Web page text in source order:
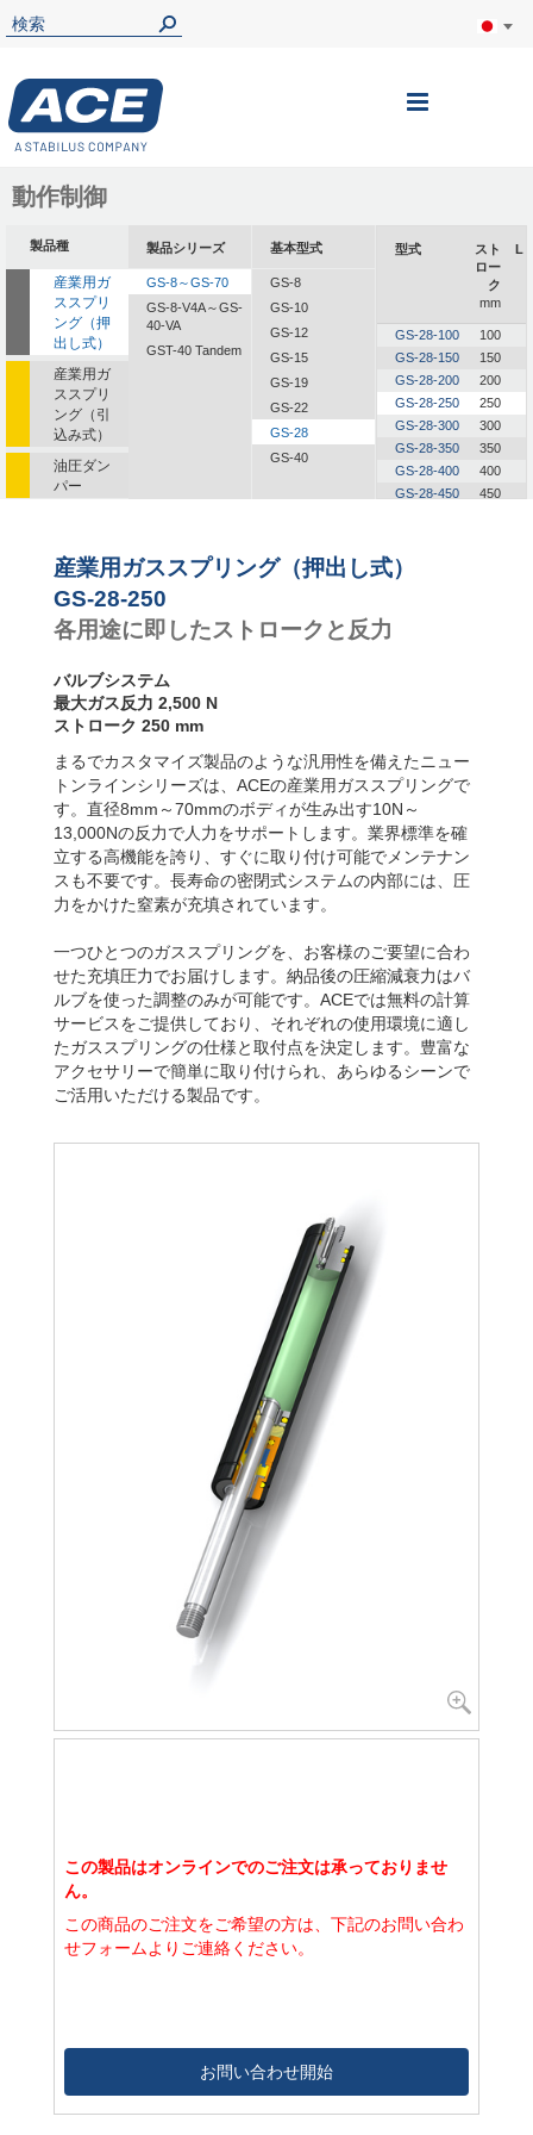
ナ
動作制御
製品種
産業用ガ
ススプリ
ング（押
出し式）
産業用ガ
ススプリ
ング（引
込み式）
油圧ダン
パー
ントロー
ラー
製品シリーズ
GS-8～GS-70
GS-8-V4A～GS-
40-VA
GST-40 Tandem
基本型式
GS-8
GS-10
GS-12
GS-15
GS-19
GS-22
GS-28
GS-40
型式
スト
ロー
ク
mm
L
GS-28-100 100
GS-28-150
150
GS-28-200
200
GS-28-250
250
GS-28-300
300
GS-28-350
350
GS-28-400
400
GS-28-450
450
GS-28-600
GS-28-650
産業用ガススプリング（押出し式）
GS-28-250
各用途に即したストロークと反力
バルブシステム
最大ガス反力 2,500 N
ストローク 250 mm
まるでカスタマイズ製品のような汎用性を備えたニュー
トンラインシリーズは、ACEの産業用ガススプリングで
す。直径8mm～70mmのボディが生み出す10N～
13,000Nの反力で人力をサポートします。業界標準を確
立する高機能を誇り、すぐに取り付け可能でメンテナン
スも不要です。長寿命の密閉式システムの内部には、圧
力をかけた窒素が充填されています。
一つひとつのガススプリングを、お客様のご要望に合わ
せた充填圧力でお届けします。納品後の圧縮減衰力はバ
ルブを使った調整のみが可能です。ACEでは無料の計算
サービスをご提供しており、それぞれの使用環境に適し
たガススプリングの仕様と取付点を決定します。豊富な
アクセサリーで簡単に取り付けられ、あらゆるシーンで
ご活用いただける製品です。
この製品はオンラインでのご注文は承っておりませ
ん。
この商品のご注文をご希望の方は、下記のお問い合わ
せフォームよりご連絡ください。
お問い合わせ開始